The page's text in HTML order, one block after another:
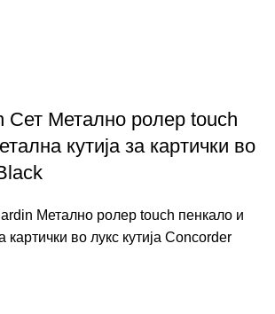
Сет Метално ролер touch
кутија за картички во
Метално ролер touch пенкало и
картички во лукс кутија Concorder